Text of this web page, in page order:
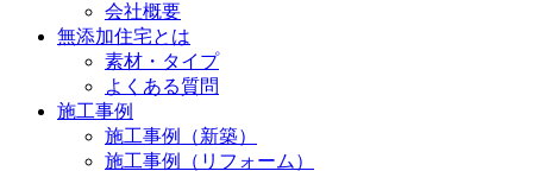
会社概要
無添加住宅とは
素材・タイプ
よくある質問
施工事例
施工事例（新築）
施工事例（リフォーム）